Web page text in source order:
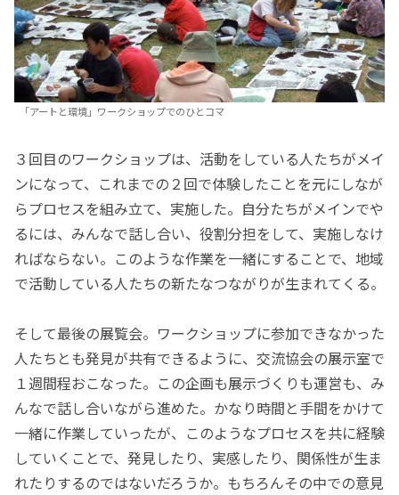
「アートと環境」ワークショップでのひとコマ
３回目のワークショップは、活動をしている人たちがメイ
ンになって、これまでの２回で体験したことを元にしなが
らプロセスを組み立て、実施した。自分たちがメインでや
るには、みんなで話し合い、役割分担をして、実施しなけ
ればならない。このような作業を一緒にすることで、地域
で活動している人たちの新たなつながりが生まれてくる。
そして最後の展覧会。ワークショップに参加できなかった
人たちとも発見が共有できるように、交流協会の展示室で
１週間程おこなった。この企画も展示づくりも運営も、み
んなで話し合いながら進めた。かなり時間と手間をかけて
一緒に作業していったが、このようなプロセスを共に経験
していくことで、発見したり、実感したり、関係性が生ま
れたりするのではないだろうか。もちろんその中での意見